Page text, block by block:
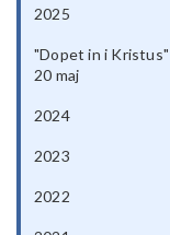
2025
"Dopet in i Kristus"
20 maj
2024
2023
2022